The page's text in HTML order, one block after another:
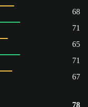
68
71
65
71
67
78